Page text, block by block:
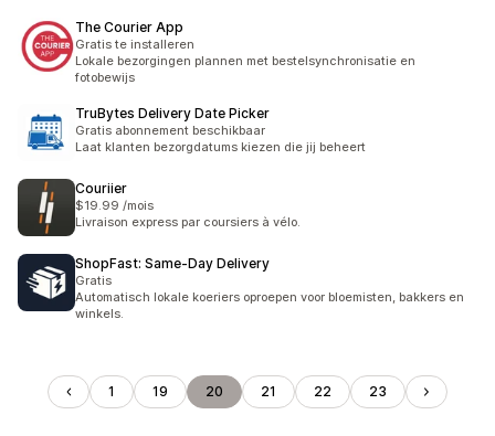
The Courier App
Gratis te installeren
Lokale bezorgingen plannen met bestelsynchronisatie en
fotobewijs
TruBytes Delivery Date Picker
Gratis abonnement beschikbaar
Laat klanten bezorgdatums kiezen die jij beheert
Couriier
$19.99 /mois
Livraison express par coursiers à vélo.
ShopFast: Same‑Day Delivery
Gratis
Automatisch lokale koeriers oproepen voor bloemisten, bakkers en
winkels.
1 19 20 21 22 23